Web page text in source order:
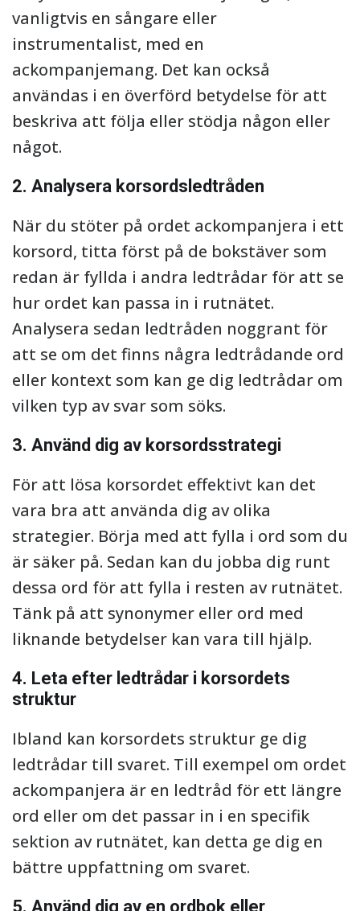
vanligtvis en sångare eller
instrumentalist, med en
ackompanjemang. Det kan också
användas i en överförd betydelse för att
beskriva att följa eller stödja någon eller
något.
2. Analysera korsordsledtråden
När du stöter på ordet ackompanjera i ett
korsord, titta först på de bokstäver som
redan är fyllda i andra ledtrådar för att se
hur ordet kan passa in i rutnätet.
Analysera sedan ledtråden noggrant för
att se om det finns några ledtrådande ord
eller kontext som kan ge dig ledtrådar om
vilken typ av svar som söks.
3. Använd dig av korsordsstrategi
För att lösa korsordet effektivt kan det
vara bra att använda dig av olika
strategier. Börja med att fylla i ord som du
är säker på. Sedan kan du jobba dig runt
dessa ord för att fylla i resten av rutnätet.
Tänk på att synonymer eller ord med
liknande betydelser kan vara till hjälp.
4. Leta efter ledtrådar i korsordets
struktur
Ibland kan korsordets struktur ge dig
ledtrådar till svaret. Till exempel om ordet
ackompanjera är en ledtråd för ett längre
ord eller om det passar in i en specifik
sektion av rutnätet, kan detta ge dig en
bättre uppfattning om svaret.
5. Använd dig av en ordbok eller